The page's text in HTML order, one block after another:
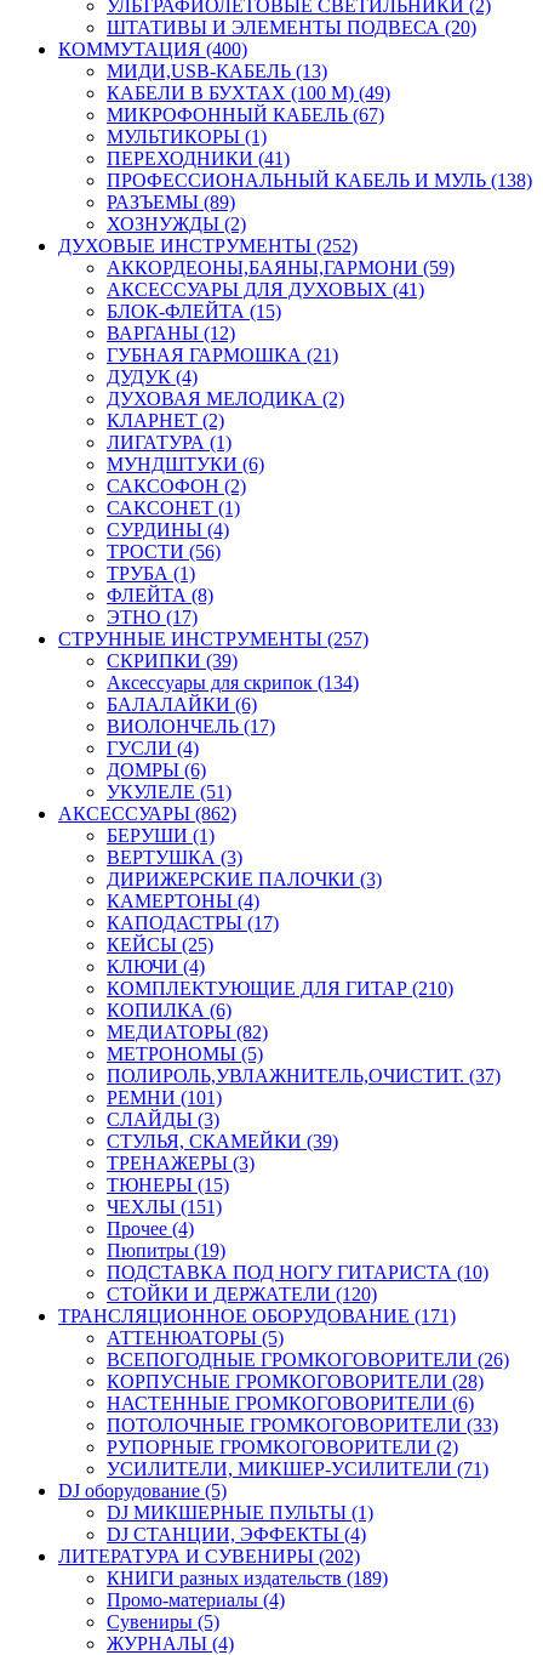
УЛЬТРАФИОЛЕТОВЫЕ СВЕТИЛЬНИКИ (2)
ШТАТИВЫ И ЭЛЕМЕНТЫ ПОДВЕСА (20)
КОММУТАЦИЯ (400)
МИДИ,USB-КАБЕЛЬ (13)
КАБЕЛИ В БУХТАХ (100 М) (49)
МИКРОФОННЫЙ КАБЕЛЬ (67)
МУЛЬТИКОРЫ (1)
ПЕРЕХОДНИКИ (41)
ПРОФЕССИОНАЛЬНЫЙ КАБЕЛЬ И МУЛЬ (138)
РАЗЪЕМЫ (89)
ХОЗНУЖДЫ (2)
ДУХОВЫЕ ИНСТРУМЕНТЫ (252)
АККОРДЕОНЫ,БАЯНЫ,ГАРМОНИ (59)
АКСЕССУАРЫ ДЛЯ ДУХОВЫХ (41)
БЛОК-ФЛЕЙТА (15)
ВАРГАНЫ (12)
ГУБНАЯ ГАРМОШКА (21)
ДУДУК (4)
ДУХОВАЯ МЕЛОДИКА (2)
КЛАРНЕТ (2)
ЛИГАТУРА (1)
МУНДШТУКИ (6)
САКСОФОН (2)
САКСОНЕТ (1)
СУРДИНЫ (4)
ТРОСТИ (56)
ТРУБА (1)
ФЛЕЙТА (8)
ЭТНО (17)
СТРУННЫЕ ИНСТРУМЕНТЫ (257)
СКРИПКИ (39)
Аксессуары для скрипок (134)
БАЛАЛАЙКИ (6)
ВИОЛОНЧЕЛЬ (17)
ГУСЛИ (4)
ДОМРЫ (6)
УКУЛЕЛЕ (51)
АКСЕССУАРЫ (862)
БЕРУШИ (1)
ВЕРТУШКА (3)
ДИРИЖЕРСКИЕ ПАЛОЧКИ (3)
КАМЕРТОНЫ (4)
КАПОДАСТРЫ (17)
КЕЙСЫ (25)
КЛЮЧИ (4)
КОМПЛЕКТУЮЩИЕ ДЛЯ ГИТАР (210)
КОПИЛКА (6)
МЕДИАТОРЫ (82)
МЕТРОНОМЫ (5)
ПОЛИРОЛЬ,УВЛАЖНИТЕЛЬ,ОЧИСТИТ. (37)
РЕМНИ (101)
СЛАЙДЫ (3)
СТУЛЬЯ, СКАМЕЙКИ (39)
ТРЕНАЖЕРЫ (3)
ТЮНЕРЫ (15)
ЧЕХЛЫ (151)
Прочее (4)
Пюпитры (19)
ПОДСТАВКА ПОД НОГУ ГИТАРИСТА (10)
СТОЙКИ И ДЕРЖАТЕЛИ (120)
ТРАНСЛЯЦИОННОЕ ОБОРУДОВАНИЕ (171)
АТТЕНЮАТОРЫ (5)
ВСЕПОГОДНЫЕ ГРОМКОГОВОРИТЕЛИ (26)
КОРПУСНЫЕ ГРОМКОГОВОРИТЕЛИ (28)
НАСТЕННЫЕ ГРОМКОГОВОРИТЕЛИ (6)
ПОТОЛОЧНЫЕ ГРОМКОГОВОРИТЕЛИ (33)
РУПОРНЫЕ ГРОМКОГОВОРИТЕЛИ (2)
УСИЛИТЕЛИ, МИКШЕР-УСИЛИТЕЛИ (71)
DJ оборудование (5)
DJ МИКШЕРНЫЕ ПУЛЬТЫ (1)
DJ СТАНЦИИ, ЭФФЕКТЫ (4)
ЛИТЕРАТУРА И СУВЕНИРЫ (202)
КНИГИ разных издательств (189)
Промо-материалы (4)
Сувениры (5)
ЖУРНАЛЫ (4)